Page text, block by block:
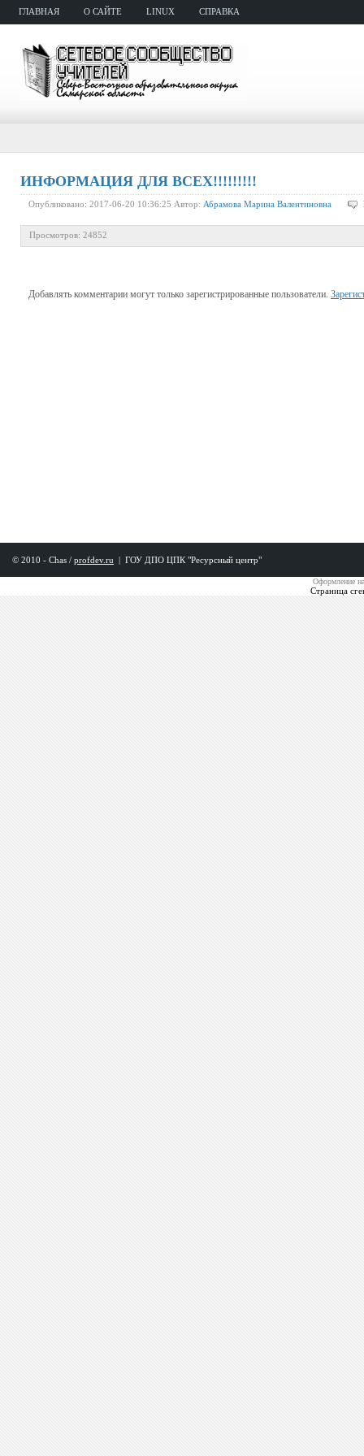
ГЛАВНАЯ О САЙТЕ LINUX СПРАВКА
ИНФОРМАЦИЯ ДЛЯ ВСЕХ!!!!!!!!!
Опубликовано: 2017-06-20 10:36:25 Автор: Абрамова Марина Валентиновна
Просмотров: 24852
Добавлять комментарии могут только зарегистрированные пользователи.
© 2010 - Chas / profdev.ru | ГОУ ДПО ЦПК "Ресурсный центр"
Оформление
Страница